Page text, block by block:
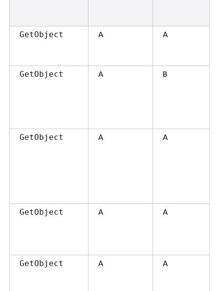
GetObject A A
GetObject A B
GetObject A A
GetObject A A
GetObject A A